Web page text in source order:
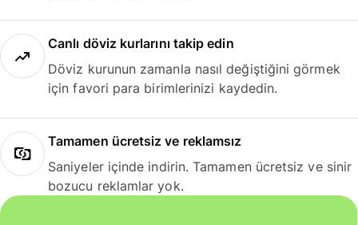
Canlı döviz kurlarını takip edin
Döviz kurunun zamanla nasıl değiştiğini görmek
için favori para birimlerinizi kaydedin.
Tamamen ücretsiz ve reklamsız
Saniyeler içinde indirin. Tamamen ücretsiz ve sinir
bozucu reklamlar yok.